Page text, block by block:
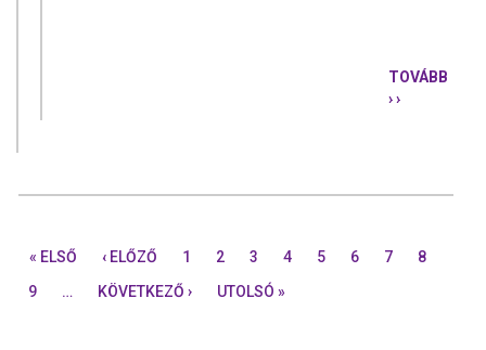
TOVÁBB
› ›
« ELSŐ ‹ ELŐZŐ 1 2 3 4 5 6 7
8
9
… KÖVETKEZŐ › UTOLSÓ »